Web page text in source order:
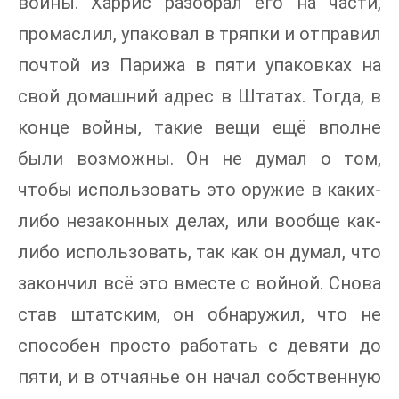
промаслил, упаковал в тряпки и отправил
почтой из Парижа в пяти упаковках на
свой домашний адрес в Штатах. Тогда, в
конце войны, такие вещи ещё вполне
были возможны. Он не думал о том,
чтобы использовать это оружие в каких-
либо незаконных делах, или вообще как-
либо использовать, так как он думал, что
закончил всё это вместе с войной. Снова
став штатским, он обнаружил, что не
способен просто работать с девяти до
пяти, и в отчаянье он начал собственную